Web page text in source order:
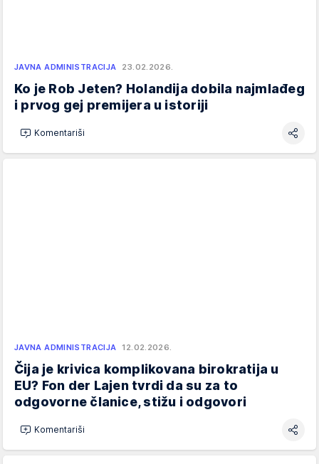
JAVNA ADMINISTRACIJA 23.02.2026.
Ko je Rob Jeten? Holandija dobila najmlađeg
i prvog gej premijera u istoriji
Komentariši
JAVNA ADMINISTRACIJA 12.02.2026.
Čija je krivica komplikovana birokratija u
EU? Fon der Lajen tvrdi da su za to
odgovorne članice, stižu i odgovori
Komentariši